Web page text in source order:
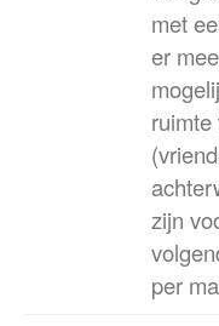
met
er
zijn
per